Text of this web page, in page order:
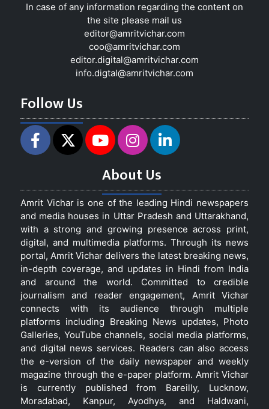
In case of any information regarding the content on
the site please mail us
editor@amritvichar.com
coo@amritvichar.com
editor.digital@amritvichar.com
info.digtal@amritvichar.com
Follow Us
About Us
Amrit Vichar is one of the leading Hindi newspapers
and media houses in Uttar Pradesh and Uttarakhand,
with a strong and growing presence across print,
digital, and multimedia platforms. Through its news
portal, Amrit Vichar delivers the latest breaking news,
in-depth coverage, and updates in Hindi from India
and around the world. Committed to credible
journalism and reader engagement, Amrit Vichar
connects with its audience through multiple
platforms including Breaking News updates, Photo
Galleries, YouTube channels, social media platforms,
and digital news services. Readers can also access
the e-version of the daily newspaper and weekly
magazine through the e-paper platform. Amrit Vichar
is currently published from Bareilly, Lucknow,
Moradabad, Kanpur, Ayodhya, and Haldwani,